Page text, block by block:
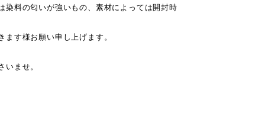
染料の匂いが強いもの、素材によっては開封時
す様お願い申し上げます。
ませ。